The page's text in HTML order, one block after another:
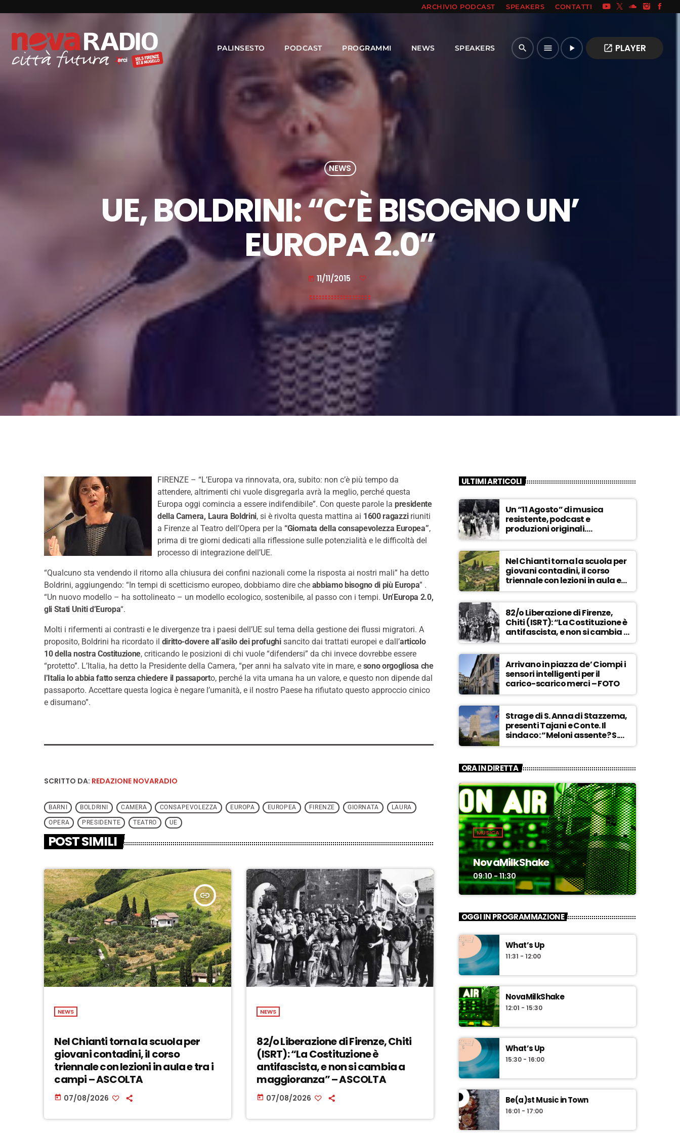
ARCHIVIO PODCAST SPEAKERS CONTATTI
PALINSESTO PODCAST PROGRAMMI NEWS SPEAKERS search menu play_arrow open_in_new PLAYER
NEWS
UE, BOLDRINI: “C’È BISOGNO UN’
EUROPA 2.0”
today 11/11/2015
FIRENZE – “L’Europa va rinnovata, ora, subito: non c’è più tempo da
attendere, altrimenti chi vuole disgregarla avrà la meglio, perché questa
Europa oggi comincia a essere indifendibile”. Con queste parole la presidente
della Camera, Laura Boldrini, si è rivolta questa mattina ai 1600 ragazziriuniti
a Firenze al Teatro dell’Opera per la “Giornata della consapevolezza Europea”,
prima di tre giorni dedicati alla riflessione sulle potenzialità e le difficoltà del
processo di integrazione dell’UE.
“Qualcuno sta vendendo il ritorno alla chiusura dei confini nazionali come la risposta ai nostri mali” ha detto
Boldrini, aggiungendo: “In tempi di scetticismo europeo, dobbiamo dire che abbiamo bisogno di più Europa” .
“Un nuovo modello – ha sottolineato – un modello ecologico, sostenibile, al passo con i tempi. Un’Europa 2.0,
gli Stati Uniti d’Europa“.
Molti i rifermenti ai contrasti e le divergenze tra i paesi dell’UE sul tema della gestione dei flussi migratori. A
proposito, Boldrini ha ricordato il diritto-dovere all’asilo dei profughisancito dai trattati europei e dall’articolo
10 della nostra Costituzione, criticando le posizioni di chi vuole “difendersi” da chi invece dovrebbe essere
“protetto”. L’Italia, ha detto la Presidente della Camera, “per anni ha salvato vite in mare, e sono orgogliosa che
l’Italia lo abbia fatto senza chiedere il passaporto, perché la vita umana ha un valore, e questo non dipende dal
passaporto. Accettare questa logica è negare l’umanità, e il nostro Paese ha rifiutato questo approccio cinico
e disumano”.
SCRITTO DA: REDAZIONE NOVARADIO
BARNI BOLDRINI CAMERA CONSAPEVOLEZZA EUROPA EUROPEA FIRENZE GIORNATA LAURA
OPERA PRESIDENTE TEATRO UE
POST SIMILI
insert_link
NEWS
Nel Chianti torna la scuola per
giovani contadini, il corso
triennale con lezioni in aula e tra i
campi – ASCOLTA
today 07/08/2026
insert_link
NEWS
82/o Liberazione di Firenze, Chiti
(ISRT): “La Costituzione è
antifascista, e non si cambia a
maggioranza” – ASCOLTA
today 07/08/2026
ULTIMI ARTICOLI
Un “11 Agosto” di musica
resistente, podcast e
produzioni originali.
Novaradio festeggia in onda
la Liberazione di Firenze
Nel Chianti torna la scuola per
giovani contadini, il corso
triennale con lezioni in aula e
tra i campi – ASCOLTA
82/o Liberazione di Firenze,
Chiti (ISRT): “La Costituzione è
antifascista, e non si cambia a
maggioranza” – ASCOLTA
Arrivano in piazza de’ Ciompi i
sensori intelligenti per il
carico-scarico merci – FOTO
Strage di S. Anna di Stazzema,
presenti Tajani e Conte. Il
sindaco: “Meloni assente? S.
Anna aperta tutto l’anno…” –
ORA IN DIRETTA
MUSICA
NovaMilkShake
09:10 - 11:30
OGGI IN PROGRAMMAZIONE
What’s Up
11:31 - 12:00
NovaMilkShake
12:01 - 15:30
What’s Up
15:30 - 16:00
Be(a)st Music in Town
16:01 - 17:00